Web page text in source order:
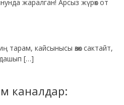
жаралган! Арсыз жүрөк от
тарам, кайсынысы өзөк сактайт,
[…]
каналдар: